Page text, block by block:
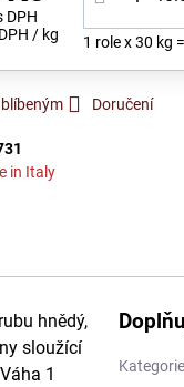
DPH
/ kg 1 rolex 30 kg =
Doručení
in Italy
hnědý,
sloužící
1